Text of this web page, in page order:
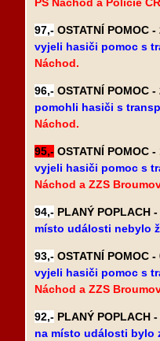
97,- OSTATNÍ POMOC
vyjeli hasiči pomoc s
Náchod.
96,- OSTATNÍ POMOC
pomohli hasiči s
Náchod.
95,- OSTATNÍ POMOC
vyjeli hasiči pomoc s
Náchod a ZZS
94,- PLANÝ POPLACH
místo události nebylo
93,- OSTATNÍ POMOC
vyjeli hasiči pomoc s
Náchod a ZZS
92,- PLANÝ POPLACH
na místo události bylo